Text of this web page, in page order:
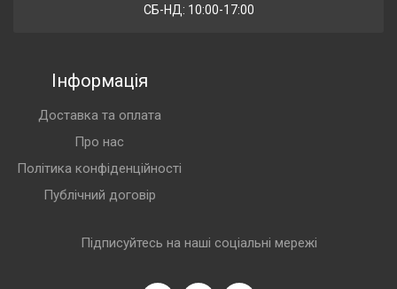
СБ-НД: 10:00-17:00
Інформація
Доставка та оплата
Про нас
Політика конфіденційності
Публічний договір
Підписуйтесь на наші соціальні мережі